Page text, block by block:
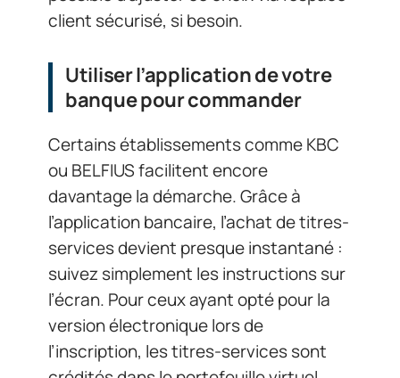
client sécurisé, si besoin.
Utiliser l’application de votre
banque pour commander
Certains établissements comme KBC
ou BELFIUS facilitent encore
davantage la démarche. Grâce à
l’application bancaire, l’achat de titres-
services devient presque instantané :
suivez simplement les instructions sur
l’écran. Pour ceux ayant opté pour la
version électronique lors de
l’inscription, les titres-services sont